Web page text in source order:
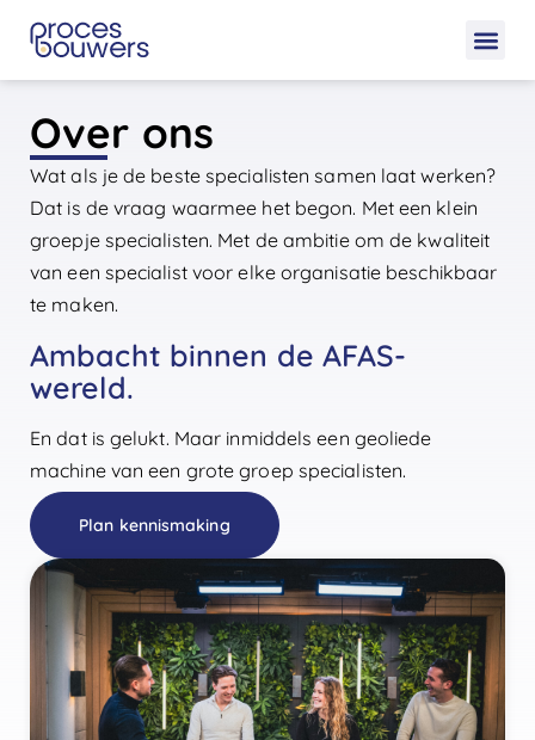
Over ons
Wat als je de beste specialisten samen laat werken?
Dat is de vraag waarmee het begon. Met een klein
groepje specialisten. Met de ambitie om de kwaliteit
van een specialist voor elke organisatie beschikbaar
te maken.
Ambacht binnen de AFAS-
wereld.
En dat is gelukt. Maar inmiddels een geoliede
machine van een grote groep specialisten.
Plan kennismaking